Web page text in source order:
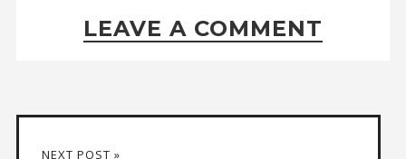
LEAVE A COMMENT
NEXT POST »